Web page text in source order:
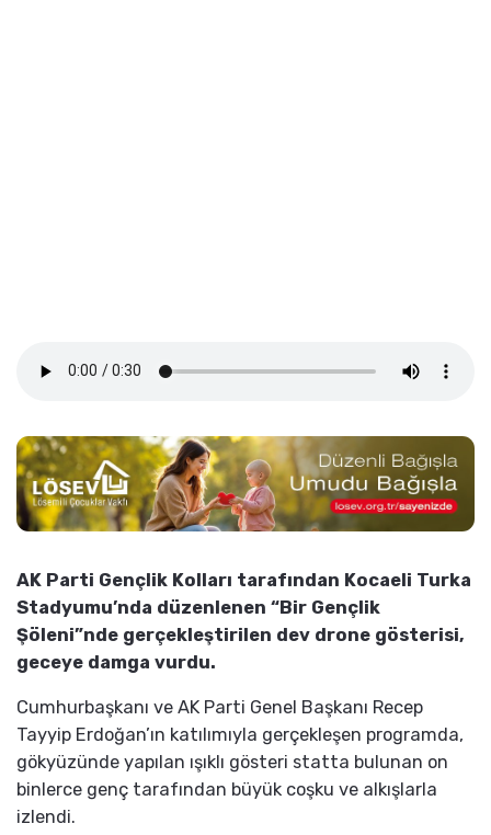
AK Parti Gençlik Kolları tarafından Kocaeli Turka
Stadyumu’nda düzenlenen “Bir Gençlik
Şöleni”nde gerçekleştirilen dev drone gösterisi,
geceye damga vurdu.
Cumhurbaşkanı ve AK Parti Genel Başkanı Recep
Tayyip Erdoğan’ın katılımıyla gerçekleşen programda,
gökyüzünde yapılan ışıklı gösteri statta bulunan on
binlerce genç tarafından büyük coşku ve alkışlarla
izlendi.